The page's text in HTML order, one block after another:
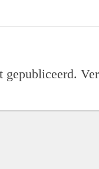
gepubliceerd.